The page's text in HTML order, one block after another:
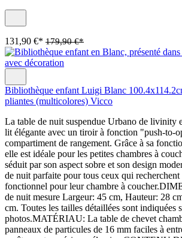
131,90 €* 179,90 €*
Bibliothèque enfant Luigi Blanc
pliantes (multicolores) Vicco
La table de nuit suspendue Urbano de livinity
lit élégante avec un tiroir à fonction "push-to-
compartiment de rangement. Grâce à sa
elle est idéale pour les petites chambres à
séduit par son aspect sobre et son design
de nuit parfaite pour tous ceux qui
fonctionnel pour leur chambre à
de nuit mesure Largeur: 45 cm, Hauteur: 28
cm. Toutes les tailles détaillées sont indiquées
photos.MATÉRIAU: La table de chevet
panneaux de particules de 16 mm faciles à